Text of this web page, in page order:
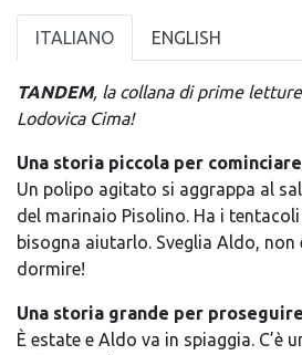
ITALIANO ENGLISH
TANDEM, la collana di prime
Lodovica Cima!
Una storia piccola per
Un polipo agitato si aggrappa al
del marinaio Pisolino. Ha i
bisogna aiutarlo. Sveglia Aldo,
dormire!
Una storia grande per
È estate e Aldo va in spiaggia. C’è